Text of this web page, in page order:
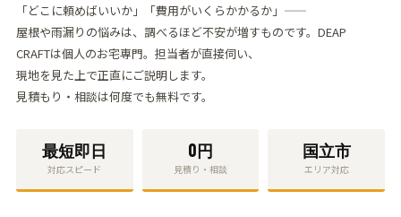
「どこに頼めばいいか」「費用がいくらかかるか」——
屋根や雨漏りの悩みは、調べるほど不安が増すものです。 DEAP
CRAFTは個人のお宅専門。担当者が直接伺い、
現地を見た上で正直にご説明します。
見積もり・相談は何度でも無料です。
最短即日
対応スピード
0円
見積り・相談
国立市
エリア対応